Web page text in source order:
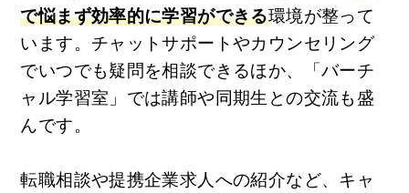
で悩まず効率的に学習ができる環境が整って
います。 チャットサポートやカウンセリング
でいつでも疑問を相談できるほか、「バーチ
ャル学習室」では講師や同期生との交流も盛
んです。
転職相談や提携企業求人への紹介など、キャ